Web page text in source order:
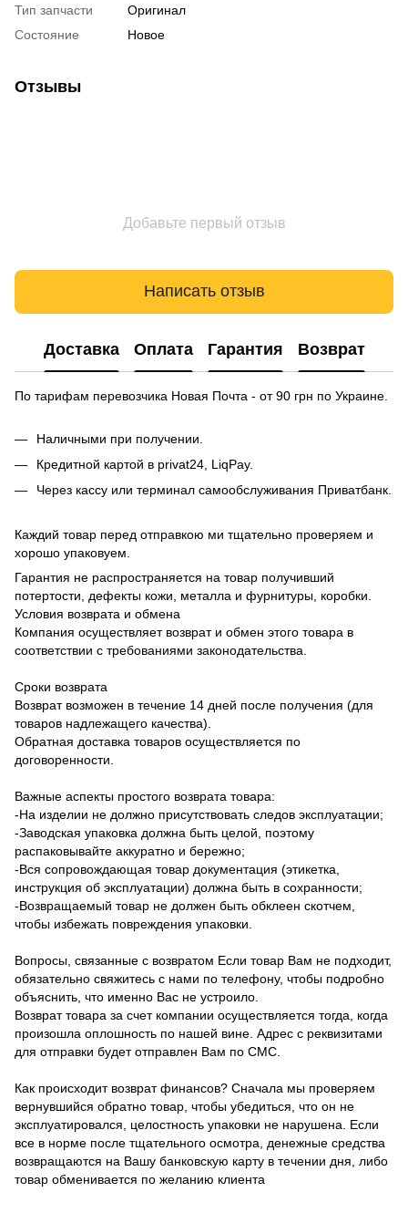
Тип запчасти
Оригинал
Состояние
Новое
Отзывы
Добавьте первый отзыв
Написать отзыв
Доставка Оплата Гарантия Возврат
По тарифам перевозчика Новая Почта - от 90 грн по Украине.
Наличными при получении.
Кредитной картой в privat24, LiqPay.
Через кассу или терминал самообслуживания Приватбанк.
Каждий товар перед отправкою ми тщательно проверяем и
хорошо упаковуем.
Гарантия не распространяется на товар получивший
потертости, дефекты кожи, металла и фурнитуры, коробки.
Условия возврата и обмена
Компания осуществляет возврат и обмен этого товара в
соответствии с требованиями законодательства.
Сроки возврата
Возврат возможен в течение 14 дней после получения (для
товаров надлежащего качества).
Обратная доставка товаров осуществляется по
договоренности.
Важные аспекты простого возврата товара:
-На изделии не должно присутствовать следов эксплуатации;
-Заводская упаковка должна быть целой, поэтому
распаковывайте аккуратно и бережно;
-Вся сопровождающая товар документация (этикетка,
инструкция об эксплуатации) должна быть в сохранности;
-Возвращаемый товар не должен быть обклеен скотчем,
чтобы избежать повреждения упаковки.
Вопросы, связанные с возвратом Если товар Вам не подходит,
обязательно свяжитесь с нами по телефону, чтобы подробно
объяснить, что именно Вас не устроило.
Возврат товара за счет компании осуществляется тогда, когда
произошла оплошность по нашей вине. Адрес с реквизитами
для отправки будет отправлен Вам по СМС.
Как происходит возврат финансов? Сначала мы проверяем
вернувшийся обратно товар, чтобы убедиться, что он не
эксплуатировался, целостность упаковки не нарушена. Если
все в норме после тщательного осмотра, денежные средства
возвращаются на Вашу банковскую карту в течении дня, либо
товар обменивается по желанию клиента